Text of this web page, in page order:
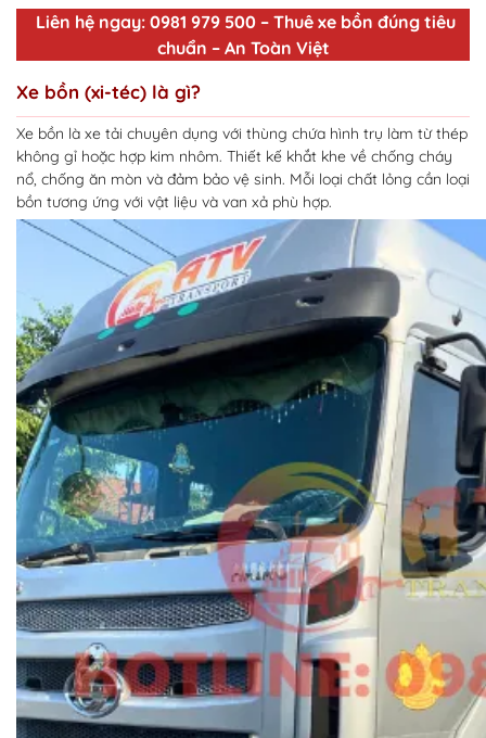
Liên hệ ngay: 0981 979 500 – Thuê xe bồn đúng tiêu
chuẩn – An Toàn Việt
Xe bồn (xi-téc) là gì?
Xe bồn là xe tải chuyên dụng với thùng chứa hình trụ làm từ thép
không gỉ hoặc hợp kim nhôm. Thiết kế khắt khe về chống cháy
nổ, chống ăn mòn và đảm bảo vệ sinh. Mỗi loại chất lỏng cần loại
bồn tương ứng với vật liệu và van xả phù hợp.